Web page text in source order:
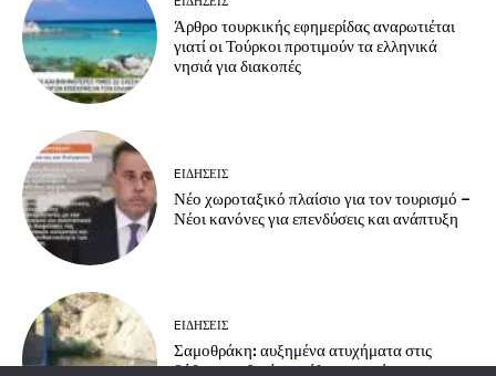
Άρθρο τουρκικής εφημερίδας αναρωτιέται
γιατί οι Τούρκοι προτιμούν τα ελληνικά
νησιά για διακοπές
EΙΔΗΣΕΙΣ
Νέο χωροταξικό πλαίσιο για τον τουρισμό –
Νέοι κανόνες για επενδύσεις και ανάπτυξη
EΙΔΗΣΕΙΣ
Σαμοθράκη: αυξημένα ατυχήματα στις
βάθρες – οδηγίες πρόληψης από το